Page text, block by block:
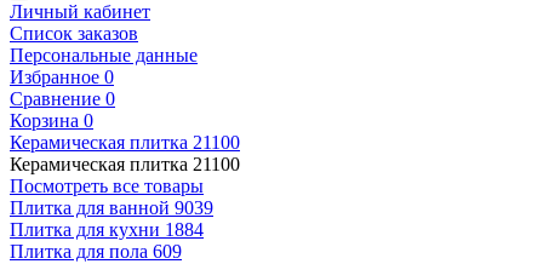
Личный кабинет
Список заказов
Персональные данные
Избранное 0
Сравнение 0
Корзина 0
Керамическая плитка 21100
Керамическая плитка 21100
Посмотреть все товары
Плитка для ванной 9039
Плитка для кухни 1884
Плитка для пола 609